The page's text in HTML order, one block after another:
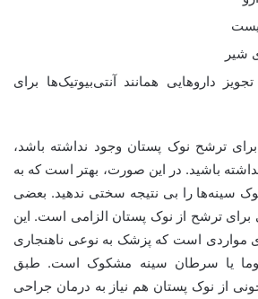
شیر
داروهایی همانند آنتی‌بیوتیک‌ها برای
ترشح نوک پستان وجود نداشته باشد،
نداشته باشید. در این صورت، بهتر است که به
سینه‌ها را بی نتیجه سختی ندهید. بعضی
ترشح از نوک پستان الزامی است. این
مواردی است که پزشک به نوعی ناهنجاری
یا سرطان سینه مشکوک است. طبق
از نوک پستان هم نیاز به درمان جراحی